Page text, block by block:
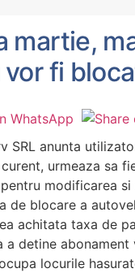
martie,
fi
SRL anunta
urmeaza sa
modificarea
de blocare a
achitata taxa de
detine
locurile